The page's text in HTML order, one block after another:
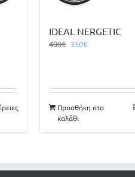
IDEAL NERGETIC
400€ Original
350€Η
350€.
Προσθήκη στο
καλάθι